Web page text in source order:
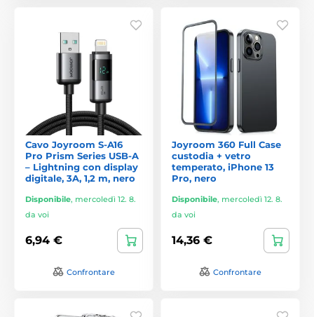
Cavo Joyroom S-A16
Pro Prism Series USB-A
– Lightning con display
digitale, 3A, 1,2 m, nero
Disponibile, mercoledì 12. 8.
da voi
6,94 €
Confrontare
Joyroom 360 Full Case
custodia + vetro
temperato, iPhone 13
Pro, nero
Disponibile, mercoledì 12. 8.
da voi
14,36 €
Confrontare